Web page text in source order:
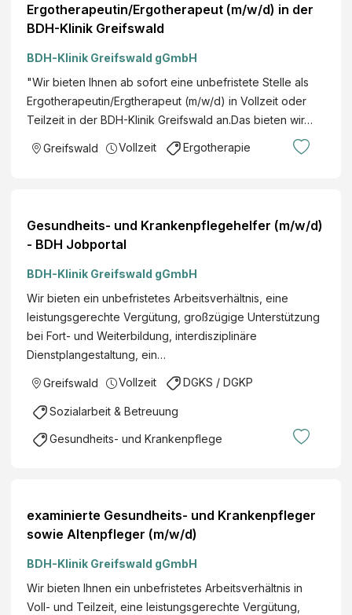
Ergotherapeutin/Ergotherapeut (m/w/d) in der
BDH-Klinik Greifswald
BDH-Klinik Greifswald gGmbH
"Wir bieten Ihnen ab sofort eine unbefristete Stelle als
Ergotherapeutin/Ergtherapeut (m/w/d) in Vollzeit oder
Teilzeit in der BDH-Klinik Greifswald an.Das bieten wir…
Greifswald Vollzeit Ergotherapie
Gesundheits- und Krankenpflegehelfer (m/w/d)
- BDH Jobportal
BDH-Klinik Greifswald gGmbH
Wir bieten ein unbefristetes Arbeitsverhältnis, eine
leistungsgerechte Vergütung, großzügige Unterstützung
bei Fort- und Weiterbildung, interdisziplinäre
Dienstplangestaltung, ein…
Greifswald Vollzeit DGKS / DGKP
Sozialarbeit & Betreuung
Gesundheits- und Krankenpflege
examinierte Gesundheits- und Krankenpfleger
sowie Altenpfleger (m/w/d)
BDH-Klinik Greifswald gGmbH
Wir bieten Ihnen ein unbefristetes Arbeitsverhältnis in
Voll- und Teilzeit, eine leistungsgerechte Vergütung,